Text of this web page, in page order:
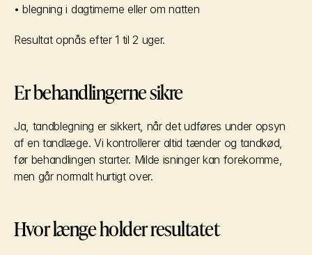
• blegning i dagtimerne eller om natten
Resultat opnås efter 1 til 2 uger.
Er behandlingerne sikre
Ja, tandblegning er sikkert, når det udføres under opsyn
af en tandlæge. Vi kontrollerer altid tænder og tandkød,
før behandlingen starter. Milde isninger kan forekomme,
men går normalt hurtigt over.
Hvor længe holder resultatet